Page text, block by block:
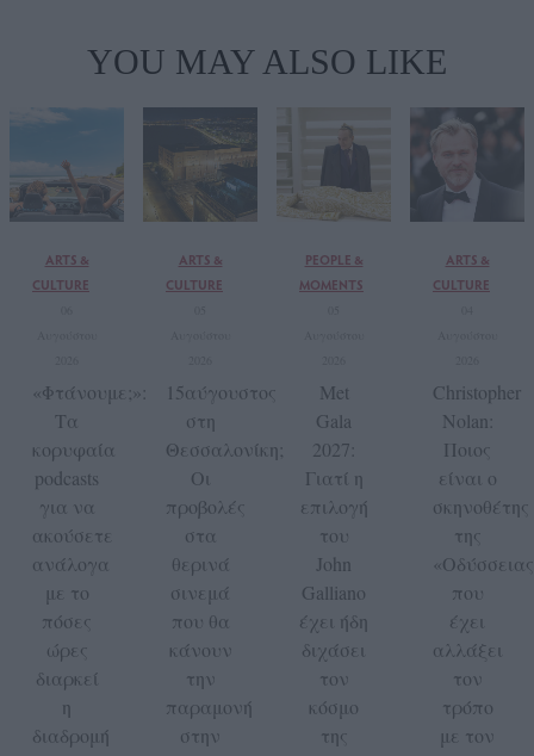
YOU MAY ALSO LIKE
ARTS &
CULTURE
«Φτάνουμε;»:
Τα
κορυφαία
podcasts
για να
ακούσετε
ανάλογα
με το
πόσες
ώρες
διαρκεί
η
διαδρομή
ARTS &
CULTURE
15αύγουστος
στη
Θεσσαλονίκη;
Οι
προβολές
στα
θερινά
σινεμά
που θα
κάνουν
την
παραμονή
στην
PEOPLE &
MOMENTS
Met
Gala
2027:
Γιατί η
επιλογή
του
John
Galliano
έχει ήδη
διχάσει
τον
κόσμο
της
ARTS &
CULTURE
Christopher
Nolan:
Ποιος
είναι ο
σκηνοθέτης
της
που
έχει
αλλάξει
τον
τρόπο
με τον